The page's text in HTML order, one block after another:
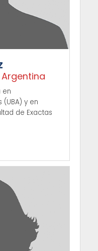
en
y en
de Exactas